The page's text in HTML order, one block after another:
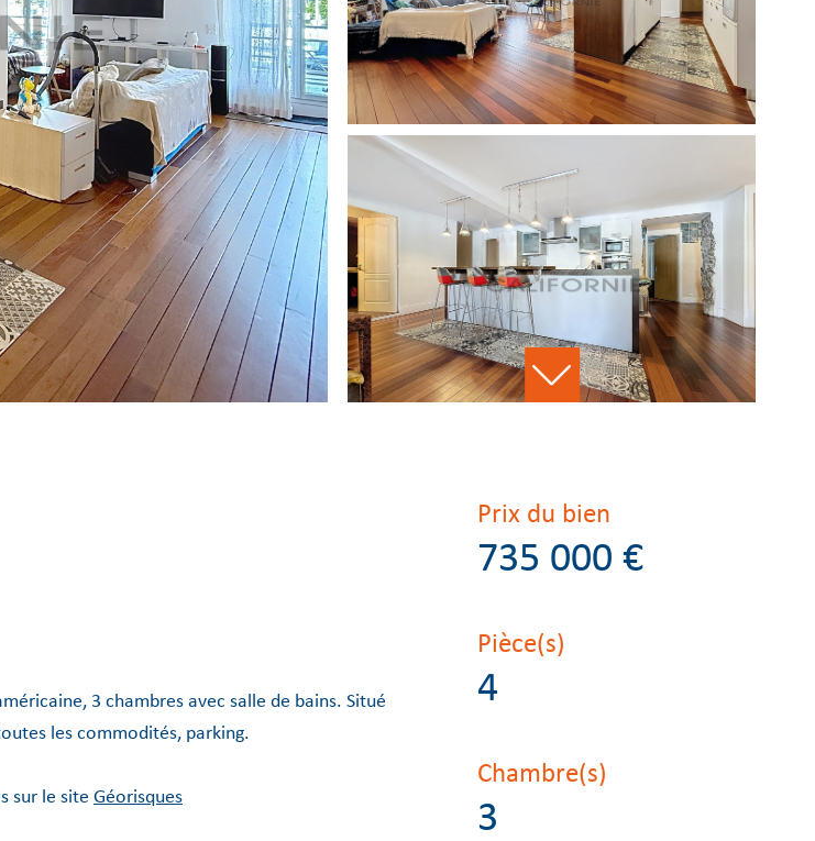
3 chambres avec salle de bains. Situé
les commodités, parking.
sur le site Géorisques
Prix du bien
735 000 €
Pièce(s)
4
Chambre(s)
3